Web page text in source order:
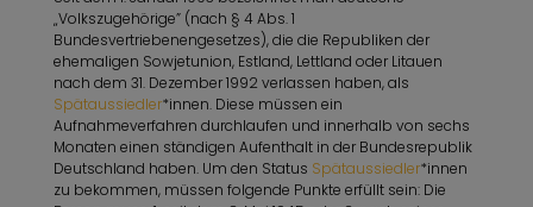
„Volkszugehörige” (nach § 4 Abs. 1
Bundesvertriebenengesetzes), die die Republiken der
ehemaligen Sowjetunion, Estland, Lettland oder Litauen
nach dem 31. Dezember 1992 verlassen haben, als
Spätaussiedler*innen. Diese müssen ein
Aufnahmeverfahren durchlaufen und innerhalb von sechs
Monaten einen ständigen Aufenthalt in der Bundesrepublik
Deutschland haben. Um den Status Spätaussiedler*innen
zu bekommen, müssen folgende Punkte erfüllt sein: Die